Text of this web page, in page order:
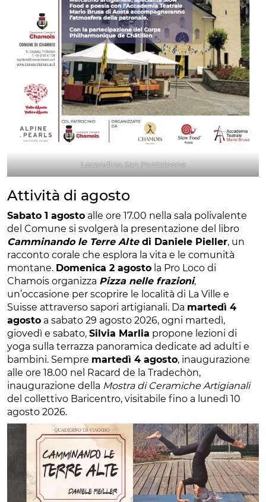
Locandina San Pantaleone
Attività di agosto
Sabato 1 agosto alle ore 17.00 nella sala polivalente
del Comune si svolgerà la presentazione del libro
Camminando le Terre Altedi Daniele Pieller, un
racconto corale che esplora la vita e le comunità
montane. Domenica 2 agosto la Pro Loco di
Chamois organizza Pizza nelle frazioni,
un’occasione per scoprire le località di La Ville e
Suisse attraverso sapori artigianali. Da martedì 4
agosto a sabato 29 agosto 2026, ogni martedì,
giovedì e sabato, Silvia Marlia propone lezioni di
yoga sulla terrazza panoramica dedicate ad adulti e
bambini. Sempre martedì 4 agosto, inaugurazione
alle ore 18.00 nel Racard de la Tradechòn,
inaugurazione della Mostra di Ceramiche Artigianali
del collettivo Baricentro, visitabile fino a lunedì 10
agosto 2026.